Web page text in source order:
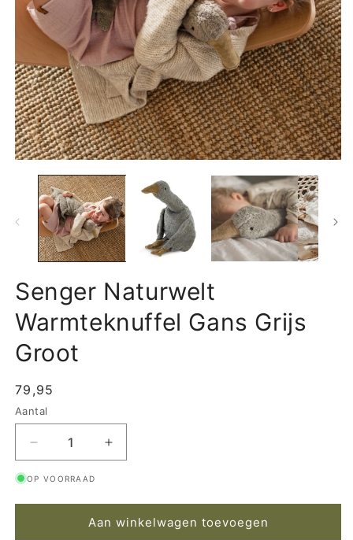
openen
modaal
Senger Naturwelt
Warmteknuffel Gans Grijs
Groot
Normale
prijs
79,95
Aantal
Aantal
Aantal
verlagen
voor
Naturwelt
Warmteknuffel
Aantal
verhogen
Naturwelt
Warmteknuffel
OP VOORRAAD
Aan winkelwagen toevoegen